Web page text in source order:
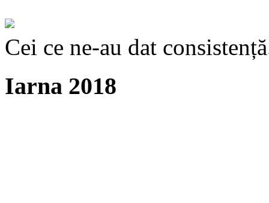
Cei ce ne-au dat
Iarna 2018